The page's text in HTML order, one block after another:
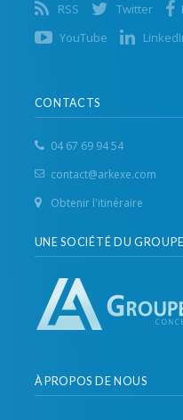
RSS Twitter
YouTube
CONTACTS
04 67 69 94 54
contact@arkexe.com
Obtenir l'itinéraire
UNE SOCIÉTÉ DU
À PROPOS DE NOUS